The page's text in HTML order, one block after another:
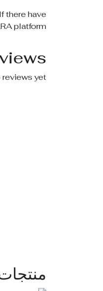
there have
platform.
yet.